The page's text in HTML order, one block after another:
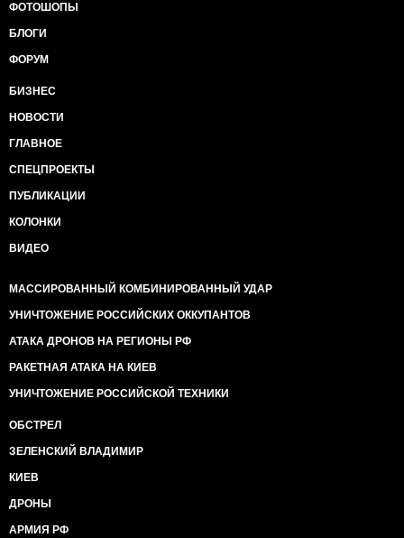
ФОТОШОПЫ
БЛОГИ
ФОРУМ
БИЗНЕС
НОВОСТИ
ГЛАВНОЕ
СПЕЦПРОЕКТЫ
ПУБЛИКАЦИИ
КОЛОНКИ
ВИДЕО
МАССИРОВАННЫЙ КОМБИНИРОВАННЫЙ УДАР
УНИЧТОЖЕНИЕ РОССИЙСКИХ ОККУПАНТОВ
АТАКА ДРОНОВ НА РЕГИОНЫ РФ
РАКЕТНАЯ АТАКА НА КИЕВ
УНИЧТОЖЕНИЕ РОССИЙСКОЙ ТЕХНИКИ
ОБСТРЕЛ
ЗЕЛЕНСКИЙ ВЛАДИМИР
КИЕВ
ДРОНЫ
АРМИЯ РФ